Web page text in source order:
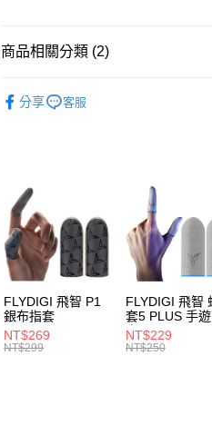
台灣樂天信用卡公司
台新國際商業銀行
便利好安心！
３．安心：先確認商品／服務後，再付款。
１．於結帳方式選擇「AFTEE先享後付
２．訂單成立數日內，您將收到繳費通知
３．收到繳費通知簡訊後14天內，點擊此
／ATM／網路銀行／等多元方式進行付款
※ 請注意：結帳手續完成當下不需立刻繳
絡購買商品的店家。未經商家同意取消之
先享後付繳納相關費用。
※ 交易是否成功請以「AFTEE先享後付
是否繳費成功／繳費後需取消欲退款等相
付客戶支援中心」
https://
【注意事項】
運送方式
宅配離島
每筆NT$320
商品相關分類 (2)
分享 客服
FLYDIGI 飛智 P1
銀布指套
NT$269
NT$299
FLYDIGI 飛智
套5 PLUS 手
套
NT$229
NT$250